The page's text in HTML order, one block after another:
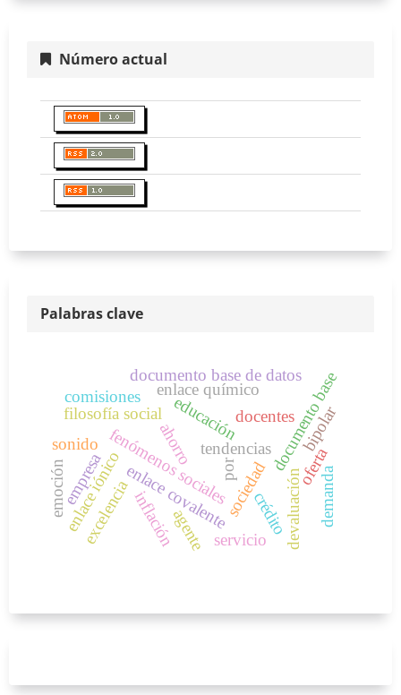
Número actual
Palabras clave
tendencias
educación
sociedad
fenómenos sociales
filosofía social
enlace químico
enlace iónicoenlace covalente
documento base
documento base de datos
docentes
excelencia
ahorro
inflación
comisiones
créditodevaluación
oferta
demanda
empresa
servicio
agente
por
sonido bipolar
emoción